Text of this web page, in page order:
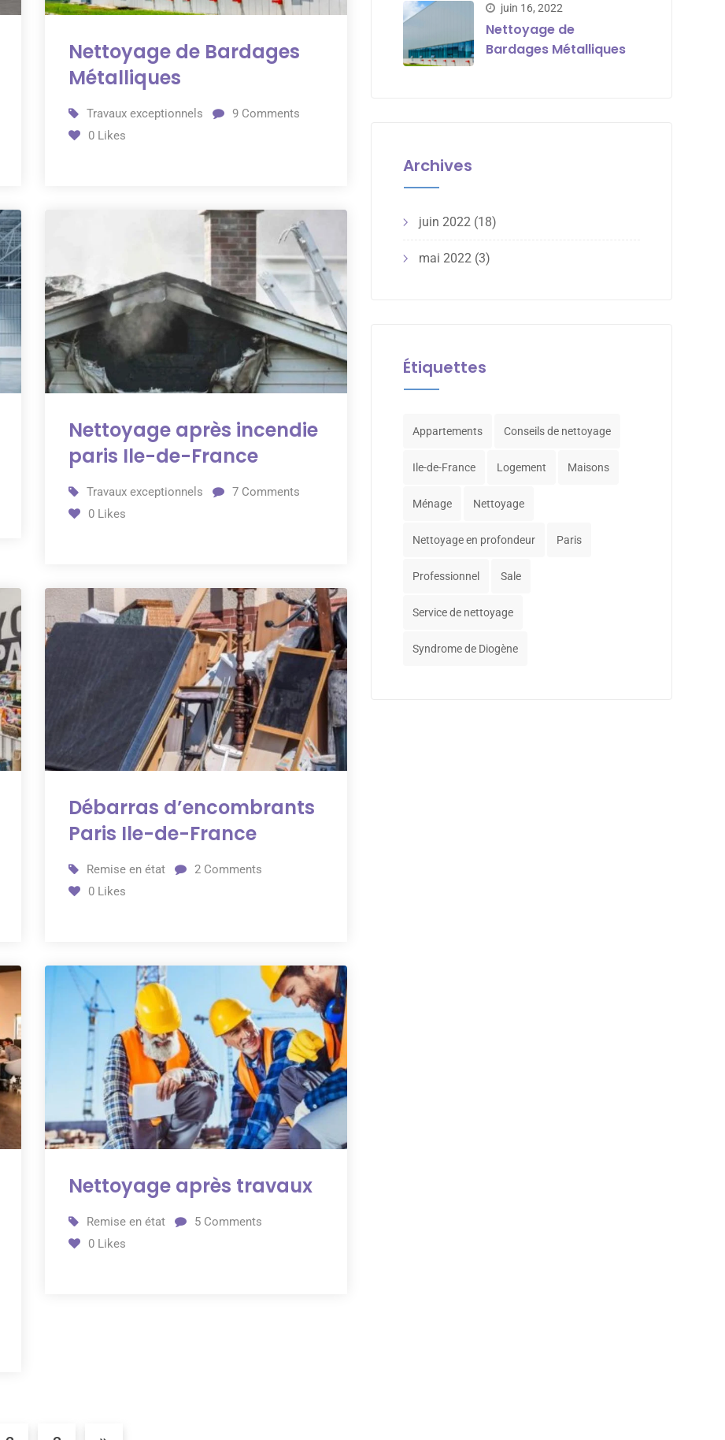
Nettoyage de Bardages
Métalliques
Travaux exceptionnels 9 Comments
0 Likes
Nettoyage après incendie
paris Ile-de-France
Travaux exceptionnels 7 Comments
0 Likes
Débarras d’encombrants
Paris Ile-de-France
Remise en état 2 Comments
0 Likes
Nettoyage après travaux
Remise en état 5 Comments
0 Likes
juin 16, 2022
Nettoyage de
Bardages Métalliques
Archives
juin 2022(18)
mai 2022(3)
Étiquettes
Appartements Conseils de nettoyage
Ile-de-France Logement Maisons
Ménage Nettoyage
Nettoyage en profondeur Paris
Professionnel Sale
Service de nettoyage
Syndrome de Diogène